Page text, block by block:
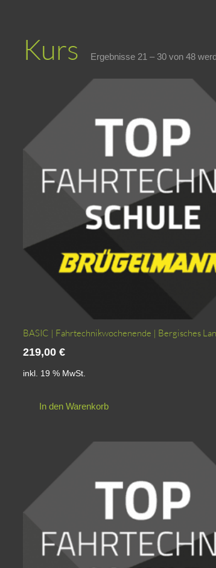
Kurs Ergebnisse 21 – 30 von 48
BASIC | Fahrtechnikwochenende | Bergisches
219,00 €
inkl. 19 % MwSt.
In den Warenkorb